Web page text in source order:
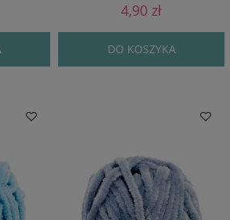
4,90 zł
DO KOSZYKA